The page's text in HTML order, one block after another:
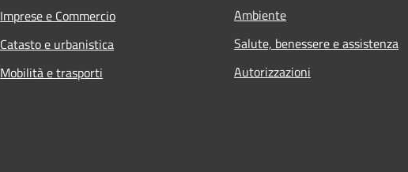
Imprese e Commercio
Catasto e urbanistica
Mobilità e trasporti
Ambiente
Salute, benessere e assistenza
Autorizzazioni